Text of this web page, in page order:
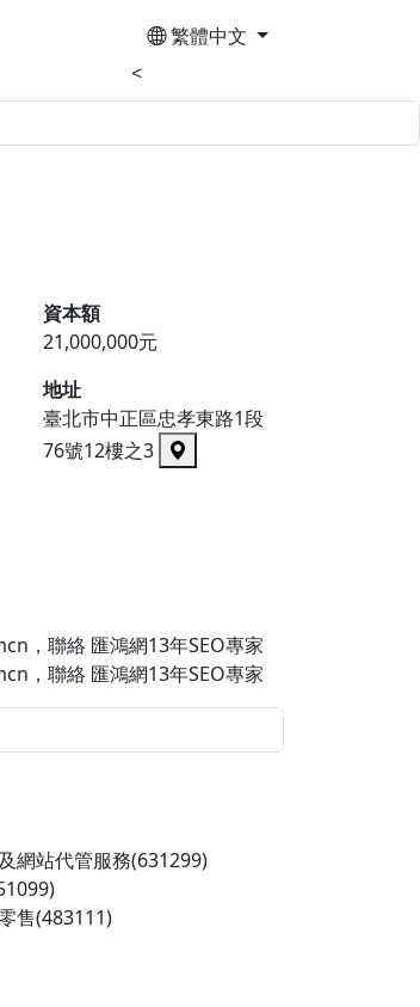
繁體中文
<
資本額
21,000,000元
地址
臺北市中正區忠孝東路1段
76號12樓之3
，聯絡 匯鴻網13年SEO專家
，聯絡 匯鴻網13年SEO專家
網站代管服務(631299)
售(483111)